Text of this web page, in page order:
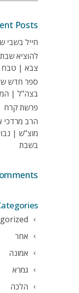
Posts
חייל בשבי
להוציא
צבא | טבח
ספר חדש
בצה"ל |
פרשת קרח
הרב מרדכי
מוצ"ש |
בשבת
אחר
אמונה
גמרא
הלכה